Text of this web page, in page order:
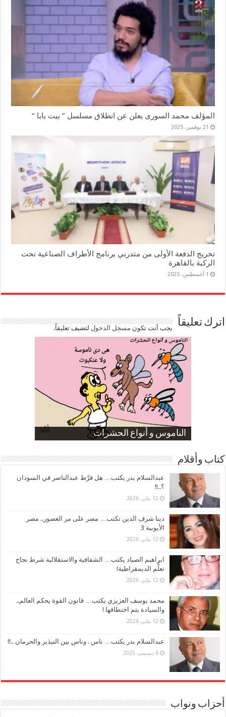
المؤلف محمد السورى يعلن عن انطلاق مسلسل ” بيت بابا “
21 نوفمبر، 2025
تخريج الدفعة الأولى من متدربي برنامج الأطراف الصناعية تحت
الركبة بالقاهرة
1 أغسطس، 2025
اترك تعليقاً يجب أنت تكون مسجل الدخوللتضيف تعليقاً.
الناموس و أنواع الحشرات
الموظفين بعد ارتفاع الأسعار
ارتفاع نسبة الطلاق في مصر
صورة كاركاتيرية
صورة كاركاتيرية
كتاب وأقلام
عبدالسلام بدر يكتب… هل فرَّط عبدالناصر في السودان
؟..!!
12 يناير، 2026
دينا شرف الدين تكتب… مصر على مر العصور.. مصر
الأيوبية 3
12 يناير، 2026
ابراهيم الصياد يكتب… الشفافية والاستقلالية شرط نجاح
تعلُّم الديمقراطية!
12 يناير، 2026
محمد يوسف العزيزي يكتب… قانون القوة يحكم العالم..
والسيادة يتم اختطافها !
12 يناير، 2026
عبدالسلام بدر يكتب… ناس . وناس بين التبذير والحرمان ..!!
6 ديسمبر، 2025
أحزاب ونواب